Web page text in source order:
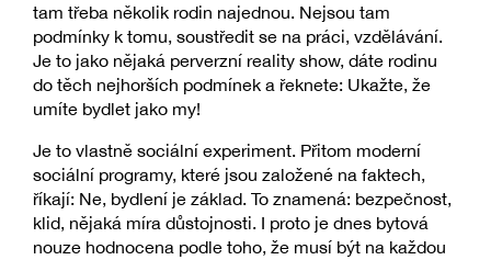
tam třeba několik rodin najednou. Nejsou tam
podmínky k tomu, soustředit se na práci, vzdělávání.
Je to jako nějaká perverzní reality show, dáte rodinu
do těch nejhorších podmínek a řeknete: Ukažte, že
umíte bydlet jako my!
Je to vlastně sociální experiment. Přitom moderní
sociální programy, které jsou založené na faktech,
říkají: Ne, bydlení je základ. To znamená: bezpečnost,
klid, nějaká míra důstojnosti. I proto je dnes bytová
nouze hodnocena podle toho, že musí být na každou